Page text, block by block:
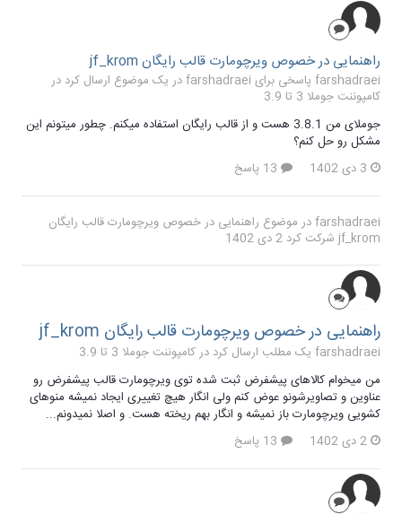
راهنمایی در خصوص ویرچومارت قالب رایگان jf_krom
farshadraei پاسخی برای farshadraei در یک موضوع ارسال کرد در
کامپوننت جوملا 3 تا 3.9
جوملای من 3.8.1 هست و از قالب رایگان استفاده میکنم. چطور میتونم این
مشکل رو حل کنم؟
3 دی 1402
farshadraeiدر موضوع راهنمایی در خصوص ویرچومارت قالب رایگان
jf_krom شرکت کرد 2 دی 1402
راهنمایی در خصوص ویرچومارت قالب رایگان jf_krom
farshadraei یک مطلب ارسال کرد در
کامپوننت جوملا 3 تا 3.9
من میخوام کالاهای پیشفرض ثبت شده توی ویرچومارت قالب پیشفرض رو
عناوین و تصاویرشونو عوض کنم ولی انگار هیچ تغییری ایجاد نمیشه منوهای
کشویی ویرچومارت باز نمیشه و انگار بهم ریخته هست. و اصلا نمیدونم...
2 دی 1402